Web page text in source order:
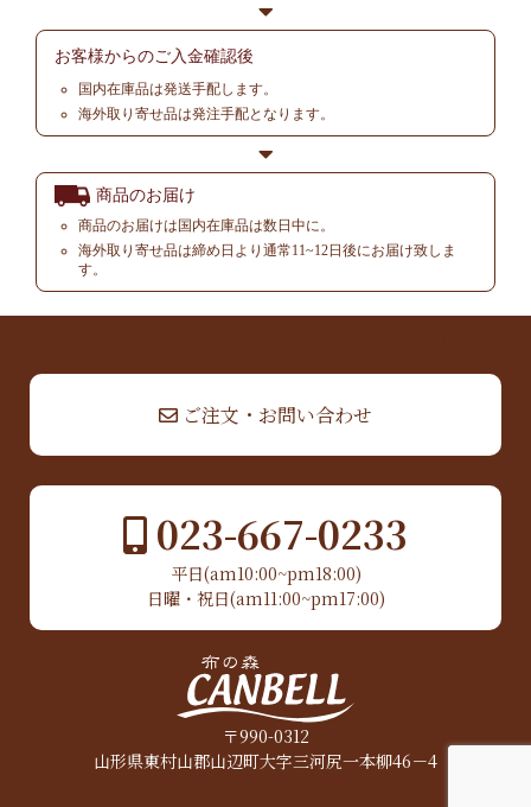
お客様からのご入金確認後
国内在庫品は発送手配します。
海外取り寄せ品は発注手配となります。
商品のお届け
商品のお届けは国内在庫品は数日中に。
海外取り寄せ品は締め日より通常11~12日後にお届け致しま
す。
ご注文・お問い合わせ
023-667-0233
平日(am10:00~pm18:00)
日曜・祝日(am11:00~pm17:00)
〒990-0312
山形県東村山郡山辺町大字三河尻一本柳46－4